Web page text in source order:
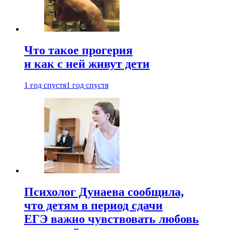
Что такое прогерия
и как с ней живут дети
1 год спустя1 год спустя
Психолог Дунаева сообщила,
что детям в период сдачи
ЕГЭ важно чувствовать любовь